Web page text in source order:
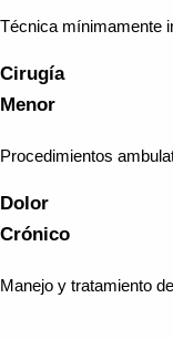
Técnica mínimamente
Cirugía
Menor
Procedimientos
Dolor
Crónico
Manejo y tratamiento